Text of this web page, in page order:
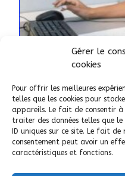
Gérer le
cookies
Pour offrir les meilleures
telles que les cookies pour
appareils. Le fait de consentir
traiter des données telles que
ID uniques sur ce site. Le fait
consentement peut avoir un
caractéristiques et fonctions.
La Veilleuse
surveillance
AJOUTÉ LE 21
34 Gigean